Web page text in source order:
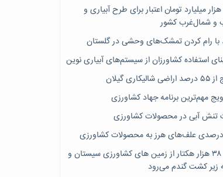
۷‌ هزار میلیارد تومان اعتبار برای طرح آبیاری و
و شمال‌غرب کشور
رام کردن تمشک‌های وحشی در گلستان
استفاده کشاورزان از سیستم‌های آبیاری نوین
گیلان
مهم‌ترین برنامه جهاد کشاورزی
تنش آبی در محصولات کشاورزی
پاییز امسال ۳۸ هزار هکتار از زمین های کشاورزی سیستان و
زیر کشت گندم می‌رود